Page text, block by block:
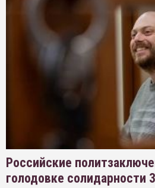
Российские
голодовке солидарности